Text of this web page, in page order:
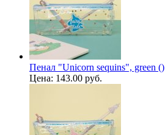
Пенал "Unicorn sequins", green ()
Цена: 143.00 руб.